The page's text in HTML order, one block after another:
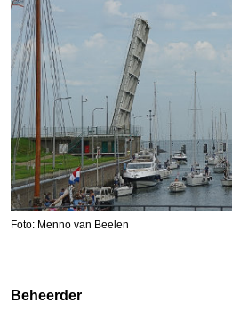
Foto: Menno van Beelen
Beheerder